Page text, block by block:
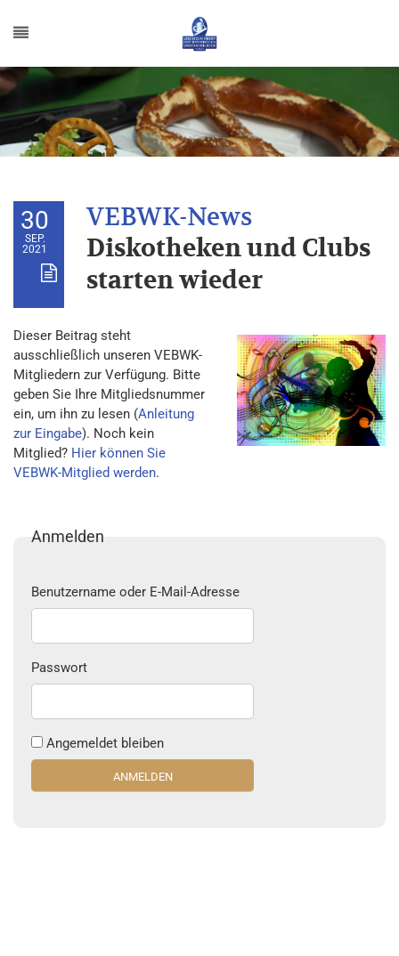
30
SEP.
2021
Diskotheken und Clubs
starten wieder
Dieser Beitrag steht
ausschließlich unseren VEBWK-
Mitgliedern zur Verfügung. Bitte
geben Sie Ihre Mitgliedsnummer
ein, um ihn zu lesen (Anleitung
zur Eingabe). Noch kein
Mitglied? Hier können Sie
VEBWK-Mitglied werden.
Anmelden
Benutzername oder E-Mail-Adresse
Passwort
Angemeldet bleiben